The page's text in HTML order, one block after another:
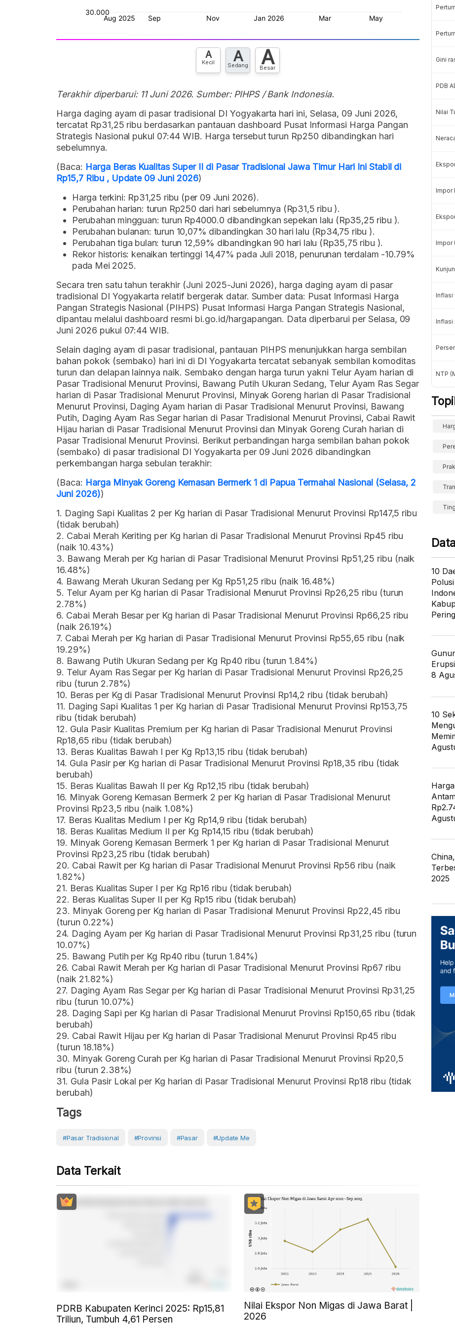
A
Kecil A
Sedang A
Besar
Terakhir diperbarui: 11 Juni 2026. Sumber: PIHPS / Bank Indonesia.
Harga daging ayam di pasar tradisional DI Yogyakarta hari ini, Selasa, 09 Juni 2026,
tercatat Rp31,25 ribu berdasarkan pantauan dashboard Pusat Informasi Harga Pangan
Strategis Nasional pukul 07:44 WIB. Harga tersebut turun Rp250 dibandingkan hari
sebelumnya.
(Baca: Harga Beras Kualitas Super II di Pasar Tradisional Jawa Timur Hari Ini Stabil di
Rp15,7 Ribu , Update 09 Juni 2026)
Harga terkini: Rp31,25 ribu (per 09 Juni 2026).
Perubahan harian: turun Rp250 dari hari sebelumnya (Rp31,5 ribu ).
Perubahan mingguan: turun Rp4000.0 dibandingkan sepekan lalu (Rp35,25 ribu ).
Perubahan bulanan: turun 10,07% dibandingkan 30 hari lalu (Rp34,75 ribu ).
Perubahan tiga bulan: turun 12,59% dibandingkan 90 hari lalu (Rp35,75 ribu ).
Rekor historis: kenaikan tertinggi 14,47% pada Juli 2018, penurunan terdalam -10.79%
pada Mei 2025.
Secara tren satu tahun terakhir (Juni 2025-Juni 2026), harga daging ayam di pasar
tradisional DI Yogyakarta relatif bergerak datar. Sumber data: Pusat Informasi Harga
Pangan Strategis Nasional (PIHPS) Pusat Informasi Harga Pangan Strategis Nasional,
dipantau melalui dashboard resmi bi.go.id/hargapangan. Data diperbarui per Selasa, 09
Juni 2026 pukul 07:44 WIB.
Selain daging ayam di pasar tradisional, pantauan PIHPS menunjukkan harga sembilan
bahan pokok (sembako) hari ini di DI Yogyakarta tercatat sebanyak sembilan komoditas
turun dan delapan lainnya naik. Sembako dengan harga turun yakni Telur Ayam harian di
Pasar Tradisional Menurut Provinsi, Bawang Putih Ukuran Sedang, Telur Ayam Ras Segar
harian di Pasar Tradisional Menurut Provinsi, Minyak Goreng harian di Pasar Tradisional
Menurut Provinsi, Daging Ayam harian di Pasar Tradisional Menurut Provinsi, Bawang
Putih, Daging Ayam Ras Segar harian di Pasar Tradisional Menurut Provinsi, Cabai Rawit
Hijau harian di Pasar Tradisional Menurut Provinsi dan Minyak Goreng Curah harian di
Pasar Tradisional Menurut Provinsi. Berikut perbandingan harga sembilan bahan pokok
(sembako) di pasar tradisional DI Yogyakarta per 09 Juni 2026 dibandingkan
perkembangan harga sebulan terakhir:
(Baca: Harga Minyak Goreng Kemasan Bermerk 1 di Papua Termahal Nasional (Selasa, 2
Juni 2026))
1. Daging Sapi Kualitas 2 per Kg harian di Pasar Tradisional Menurut Provinsi Rp147,5 ribu
(tidak berubah)
2. Cabai Merah Keriting per Kg harian di Pasar Tradisional Menurut Provinsi Rp45 ribu
(naik 10.43%)
3. Bawang Merah per Kg harian di Pasar Tradisional Menurut Provinsi Rp51,25 ribu (naik
16.48%)
4. Bawang Merah Ukuran Sedang per Kg Rp51,25 ribu (naik 16.48%)
5. Telur Ayam per Kg harian di Pasar Tradisional Menurut Provinsi Rp26,25 ribu (turun
2.78%)
6. Cabai Merah Besar per Kg harian di Pasar Tradisional Menurut Provinsi Rp66,25 ribu
(naik 26.19%)
7. Cabai Merah per Kg harian di Pasar Tradisional Menurut Provinsi Rp55,65 ribu (naik
19.29%)
8. Bawang Putih Ukuran Sedang per Kg Rp40 ribu (turun 1.84%)
9. Telur Ayam Ras Segar per Kg harian di Pasar Tradisional Menurut Provinsi Rp26,25
ribu (turun 2.78%)
10. Beras per Kg di Pasar Tradisional Menurut Provinsi Rp14,2 ribu (tidak berubah)
11. Daging Sapi Kualitas 1 per Kg harian di Pasar Tradisional Menurut Provinsi Rp153,75
ribu (tidak berubah)
12. Gula Pasir Kualitas Premium per Kg harian di Pasar Tradisional Menurut Provinsi
Rp18,65 ribu (tidak berubah)
13. Beras Kualitas Bawah I per Kg Rp13,15 ribu (tidak berubah)
14. Gula Pasir per Kg harian di Pasar Tradisional Menurut Provinsi Rp18,35 ribu (tidak
berubah)
15. Beras Kualitas Bawah II per Kg Rp12,15 ribu (tidak berubah)
16. Minyak Goreng Kemasan Bermerk 2 per Kg harian di Pasar Tradisional Menurut
Provinsi Rp23,5 ribu (naik 1.08%)
17. Beras Kualitas Medium I per Kg Rp14,9 ribu (tidak berubah)
18. Beras Kualitas Medium II per Kg Rp14,15 ribu (tidak berubah)
19. Minyak Goreng Kemasan Bermerk 1 per Kg harian di Pasar Tradisional Menurut
Provinsi Rp23,25 ribu (tidak berubah)
20. Cabai Rawit per Kg harian di Pasar Tradisional Menurut Provinsi Rp56 ribu (naik
1.82%)
21. Beras Kualitas Super I per Kg Rp16 ribu (tidak berubah)
22. Beras Kualitas Super II per Kg Rp15 ribu (tidak berubah)
23. Minyak Goreng per Kg harian di Pasar Tradisional Menurut Provinsi Rp22,45 ribu
(turun 0.22%)
24. Daging Ayam per Kg harian di Pasar Tradisional Menurut Provinsi Rp31,25 ribu (turun
10.07%)
25. Bawang Putih per Kg Rp40 ribu (turun 1.84%)
26. Cabai Rawit Merah per Kg harian di Pasar Tradisional Menurut Provinsi Rp67 ribu
(naik 21.82%)
27. Daging Ayam Ras Segar per Kg harian di Pasar Tradisional Menurut Provinsi Rp31,25
ribu (turun 10.07%)
28. Daging Sapi per Kg harian di Pasar Tradisional Menurut Provinsi Rp150,65 ribu (tidak
berubah)
29. Cabai Rawit Hijau per Kg harian di Pasar Tradisional Menurut Provinsi Rp45 ribu
(turun 18.18%)
30. Minyak Goreng Curah per Kg harian di Pasar Tradisional Menurut Provinsi Rp20,5
ribu (turun 2.38%)
31. Gula Pasir Lokal per Kg harian di Pasar Tradisional Menurut Provinsi Rp18 ribu (tidak
berubah)
Tags
#Pasar Tradisional #Provinsi #Pasar #Update Me
Data Terkait
PDRB Kabupaten Kerinci 2025: Rp15,81
Triliun, Tumbuh 4,61 Persen
Nilai Ekspor Non Migas di Jawa Barat |
2026
Gini
PDB
Nilai
Impor
Impor
Inflasi
Inflasi
NTP
10
8
10
2025